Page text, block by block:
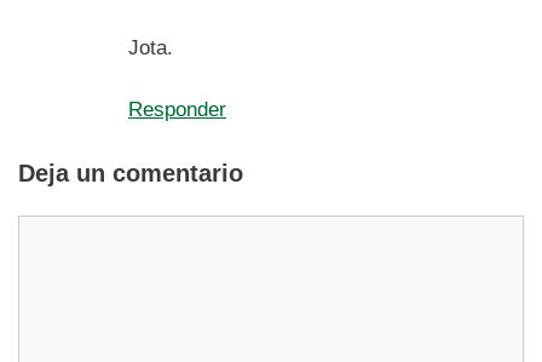
Jota.
Responder
Deja un comentario